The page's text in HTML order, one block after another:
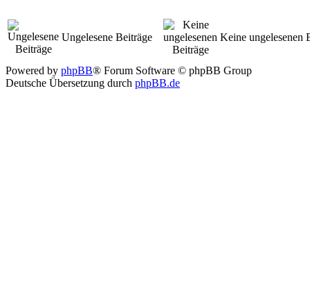
Ungelesene Beiträge Keine ungelesenen
Powered by phpBB® Forum Software © phpBB Group
Deutsche Übersetzung durch phpBB.de